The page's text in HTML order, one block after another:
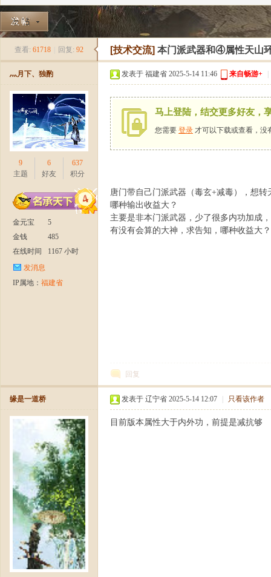
天
» › ›
查看: 61718 回复: 92 [技术交流] 本门派武器和④属性天山
灬月下、独酌
9
主题
6
好友
637
积分
金元宝
5
金钱
485
在线时间
1167 小时
发消息
IP属地： 福建省
发表于 福建省 2025-5-14 11:46 来自畅游+
马上登陆，结交更多好友，
您需要 登录 才可以下载或查看，没
唐门带自己门派武器（毒玄+减毒），想
哪种输出收益大？
主要是非本门派武器，少了很多内功加成
有没有会算的大神，求告知，哪种收益大
回复
缘是一道桥 发表于 辽宁省 2025-5-14 12:07 只看该作者
目前版本属性大于内外功，前提是减抗够